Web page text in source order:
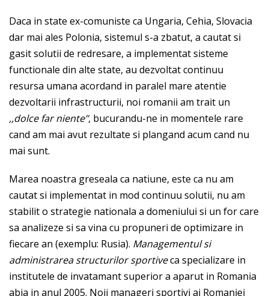
Daca in state ex-comuniste ca Ungaria, Cehia, Slovacia
dar mai ales Polonia, sistemul s-a zbatut, a cautat si
gasit solutii de redresare, a implementat sisteme
functionale din alte state, au dezvoltat continuu
resursa umana acordand in paralel mare atentie
dezvoltarii infrastructurii, noi romanii am trait un
,,dolce far niente’’, bucurandu-ne in momentele rare
cand am mai avut rezultate si plangand acum cand nu
mai sunt.
Marea noastra greseala ca natiune, este ca nu am
cautat si implementat in mod continuu solutii, nu am
stabilit o strategie nationala a domeniului si un for care
sa analizeze si sa vina cu propuneri de optimizare in
fiecare an (exemplu: Rusia). Managementul si
administrarea structurilor sportiveca specializare in
institutele de invatamant superior a aparut in Romania
abia in anul 2005. Noii manageri sportivi ai Romaniei